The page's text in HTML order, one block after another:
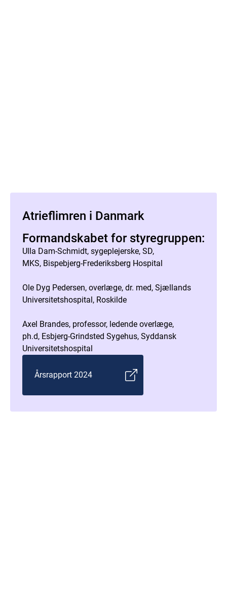
Atrieflimren i Danmark
Formandskabet for styregruppen:
Ulla Dam-Schmidt, sygeplejerske, SD,
MKS, Bispebjerg-Frederiksberg Hospital
Ole Dyg Pedersen, overlæge, dr. med, Sjællands
Universitetshospital, Roskilde
Axel Brandes, professor, ledende overlæge,
ph.d, Esbjerg-Grindsted Sygehus, Syddansk
Universitetshospital
Årsrapport 2024